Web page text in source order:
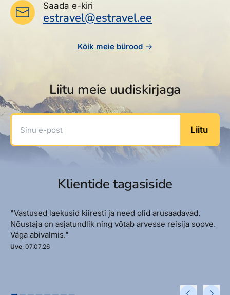
Saada e-kiri
estravel@estravel.ee
Kõik meie bürood
Liitu meie uudiskirjaga
Sinu e-post
Liitu
Klientide tagasiside
"Vastused laekusid kiiresti ja need olid arusaadavad.
Nõustaja on asjatundlik ning võtab arvesse reisija soove.
Väga abivalmis."
Uve, 07.07.26